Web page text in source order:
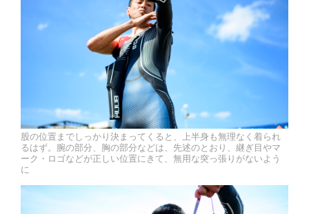
股の位置までしっかり決まってくると、上半身も無理なく着られ
るはず。腕の部分、胸の部分などは、先述のとおり、継ぎ目やマ
ーク・ロゴなどが正しい位置にきて、無用な突っ張りがないよう
に